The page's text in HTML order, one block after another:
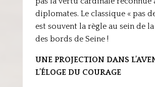
diplomates. Le classique « pas
est souvent la règle au sein de
des bords de Seine !
UNE PROJECTION DANS
L’ÉLOGE DU COURAGE